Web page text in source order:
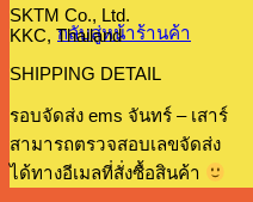
กลับสู่หน้าร้านค้า
SKTM Co., Ltd.
KKC, Thailand
SHIPPING DETAIL
รอบจัดส่ง ems จันทร์ – เสาร์
สามารถตรวจสอบเลขจัดส่ง
ได้ทางอีเมลที่สั่งซื้อสินค้า